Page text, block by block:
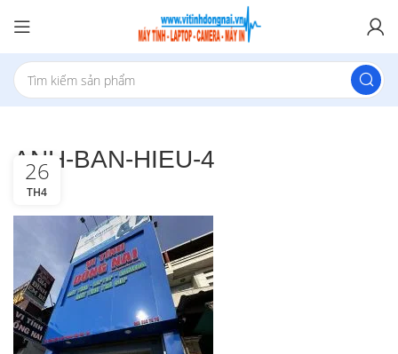
ANH-BAN-HIEU-4
26
TH4